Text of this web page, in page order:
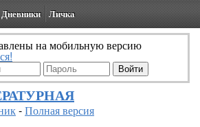
Дневники Личка
на мобильную версию
-Полная версия